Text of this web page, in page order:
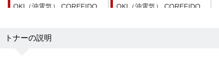
OKI（沖電気） COREFIDO
OKI（沖電気） COREFIDO
OKI（沖電気） COREFIDO
MC883dnw
トナーの説明